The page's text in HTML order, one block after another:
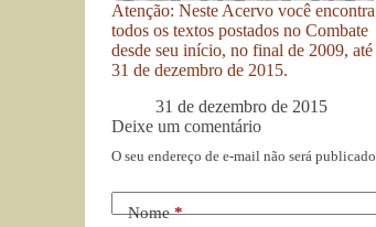
Atenção: Neste Acervo você encontra
todos os textos postados no Combate
desde seu início, no final de 2009, até
31 de dezembro de 2015.
31 de dezembro de 2015
Deixe um comentário
O seu endereço de e-mail não será publicado.
Nome*